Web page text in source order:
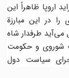
اروپا ظاهراً این
در این مبارزة
طرفدار شاه
شوروی و حکومت
سیاست دول